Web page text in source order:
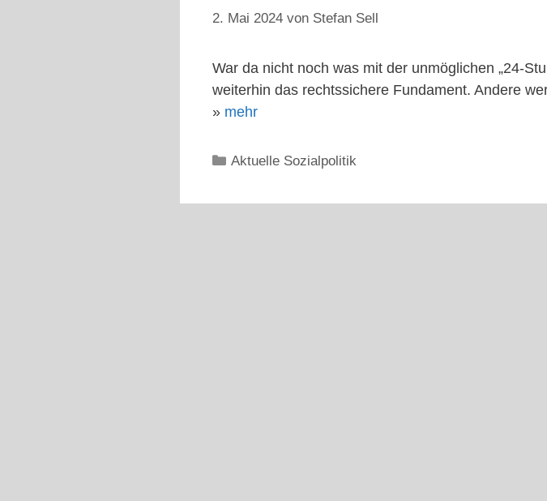
2. Mai 2024 von Stefan Sell
War da nicht noch was mit der unmöglichen „24-
weiterhin das rechtssichere Fundament. Andere
» mehr
Kategorien
Aktuelle Sozialpolitik